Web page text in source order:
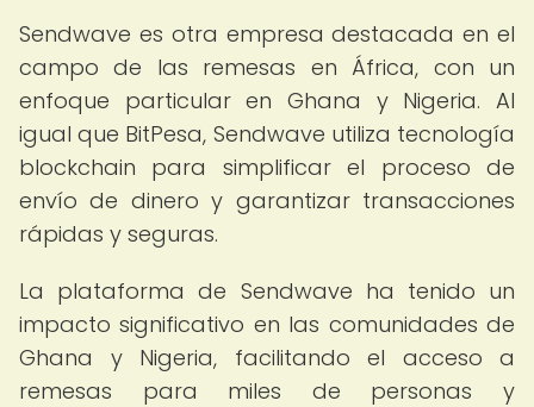
Sendwave es otra empresa destacada en el
campo de las remesas en África, con un
enfoque particular en Ghana y Nigeria. Al
igual que BitPesa, Sendwave utiliza tecnología
blockchain para simplificar el proceso de
envío de dinero y garantizar transacciones
rápidas y seguras.
La plataforma de Sendwave ha tenido un
impacto significativo en las comunidades de
Ghana y Nigeria, facilitando el acceso a
remesas para miles de personas y